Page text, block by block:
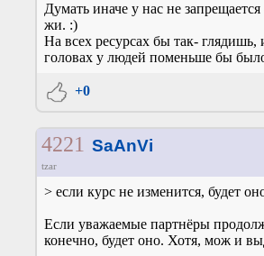
Думать иначе у нас не
жи. :)
На всех ресурсах бы так- глядишь,
головах у людей поменьше бы
+0
4221 SaAnVi
tzar
> если курс не изменится, будет
Если уважаемые партнёры
конечно, будет оно. Хотя, мож и